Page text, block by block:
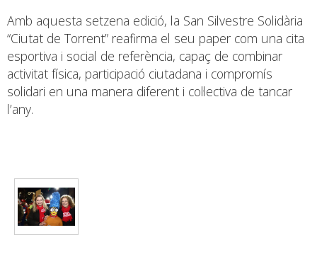
Amb aquesta setzena edició, la San Silvestre Solidària
“Ciutat de Torrent” reafirma el seu paper com una cita
esportiva i social de referència, capaç de combinar
activitat física, participació ciutadana i compromís
solidari en una manera diferent i col·lectiva de tancar
l’any.